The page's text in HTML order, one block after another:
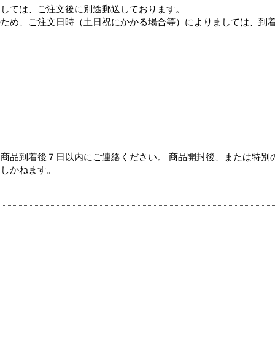
ては、ご注文後に別途郵送しております。
め、ご注文日時（土日祝にかかる場合等）によりましては、到
品到着後７日以内にご連絡ください。 商品開封後、または特別
かねます。